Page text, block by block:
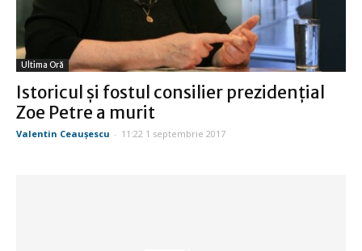
Ultima Oră
Istoricul şi fostul consilier prezidenţial
Zoe Petre a murit
Valentin Ceauşescu - 11:22 1 septembrie 2017